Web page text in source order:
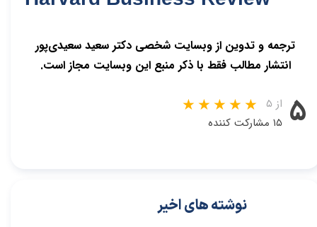
ترجمه و تدوین از وبسایت شخصی دکتر سعید سعیدی‌پور
انتشار مطالب فقط با ذکر منبع این وبسایت مجاز است.
۵ از ۵
۱۵ مشارکت کننده
نوشته های اخیر